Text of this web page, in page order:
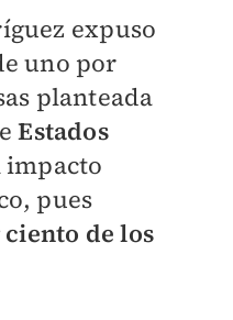
expuso
uno por
planteada
Estados
pues
de los